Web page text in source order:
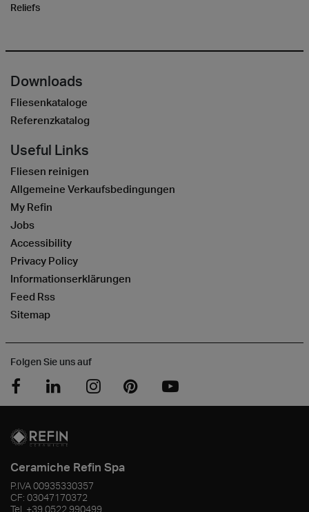
Reliefs
Downloads
Fliesenkataloge
Referenzkatalog
Useful Links
Fliesen reinigen
Allgemeine Verkaufsbedingungen
My Refin
Jobs
Accessibility
Privacy Policy
Informationserklärungen
Feed Rss
Sitemap
Folgen Sie uns auf
Ceramiche Refin Spa
P.IVA00935330357
CF: 03047170372
Tel. +39 0522 990499